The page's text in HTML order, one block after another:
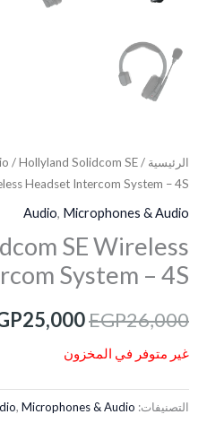
الرئيسية /
/ Hollyland Solidcom SE
Headset Intercom System – 4S
Audio, Microphones & Audio
SE Wireless
System – 4S
EGP26,000
25,000
غير متوفر في المخزون
التصنيفات: , Microphones & Audio